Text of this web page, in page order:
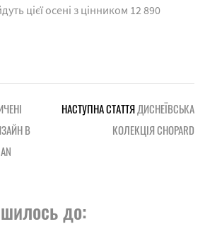
цієї осені з цінником 12 890
В
НАСТУПНА СТАТТЯДИСНЕЇВСЬКА
КОЛЕКЦІЯ CHOPARD
до: